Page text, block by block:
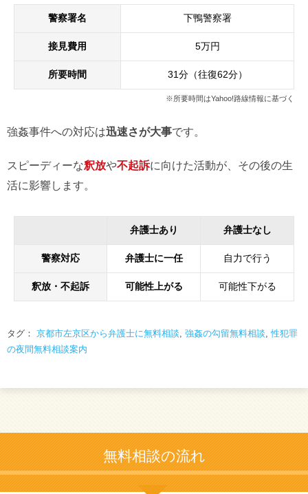
警察署名 下鴨警察署
接見費用 5万円
所要時間 31分（往復62分）
※所要時間はYahoo!路線情報に基づく
強姦事件への対応は迅速さが大事です。
スピーディーな釈放や不起訴に向けた活動が、その後の生
活に影響します。
弁護士あり 弁護士なし
警察対応 弁護士に一任 自力で行う
釈放・不起訴 可能性上がる 可能性下がる
タグ： 京都市左京区から弁護士に無料相談, 強姦の勾留無料相談,性犯罪
の夜間無料相談案内
無料相談の流れ